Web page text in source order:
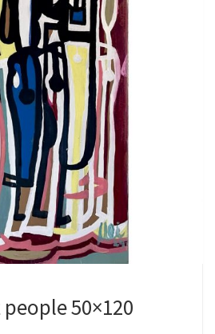
50×120